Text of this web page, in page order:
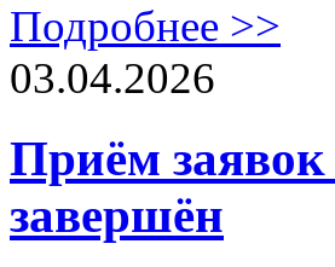
Подробнее >>
03.04.2026
Приём
завершён